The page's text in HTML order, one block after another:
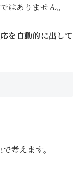
はありません。
を自動的に出して
考えます。